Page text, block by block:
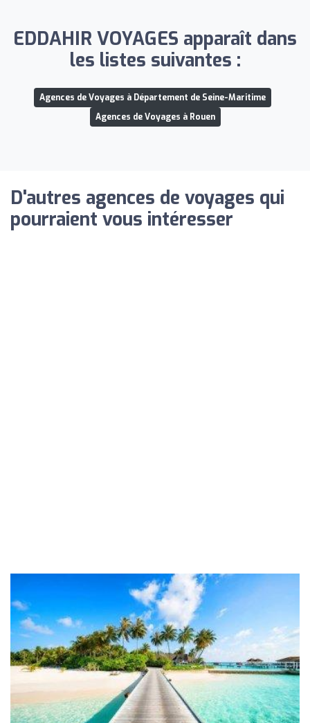
EDDAHIR VOYAGES apparaît dans
les listes suivantes :
Agences de Voyages à Département de Seine-Maritime
Agences de Voyages à Rouen
D'autres agences de voyages qui
pourraient vous intéresser